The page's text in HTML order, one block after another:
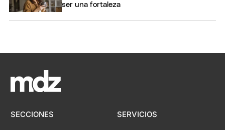
ser una fortaleza
SECCIONES SERVICIOS